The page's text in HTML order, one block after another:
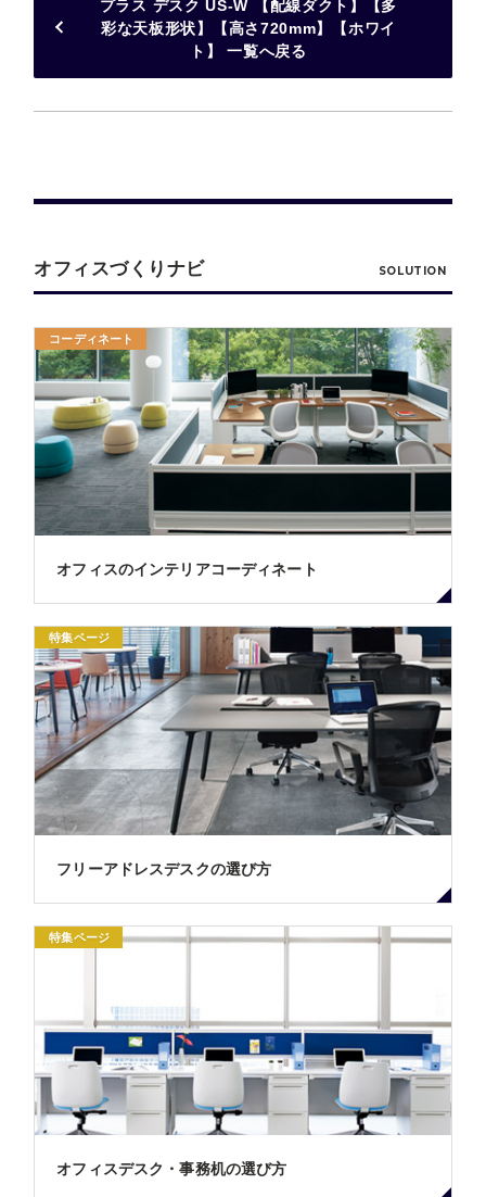
プラス デスク US-W 【配線ダクト】【多
彩な天板形状】【高さ720mm】【ホワイ
ト】 一覧へ戻る
オフィスづくりナビ SOLUTION
コーディネート
オフィスのインテリアコーディネート
特集ページ
フリーアドレスデスクの選び方
特集ページ
オフィスデスク・事務机の選び方